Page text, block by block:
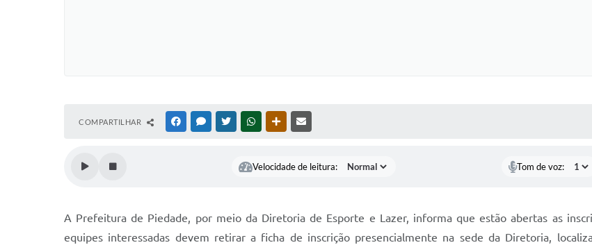
COMPARTILHAR FACEBOOKMESSENGER
TWITTERWHATSAPPOUTRAS MÍDIAS
Velocidade de leitura: Tom de voz:
A Prefeitura de Piedade, por meio da Diretoria de Esporte e Lazer, informa que estão abertas as
equipes interessadas devem retirar a ficha de inscrição presencialmente na sede da Diretoria,